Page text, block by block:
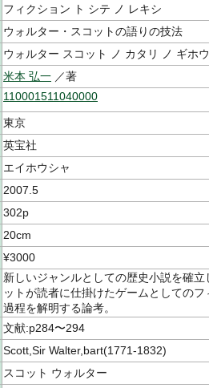
フィクション ト シテ ノ レキシ
ウォルター・スコットの語りの技法
ウォルター スコット ノ カタリ ノ ギホウ
米本 弘一 ／著
110001511040000
東京
英宝社
エイホウシャ
2007.5
302p
20cm
¥3000
新しいジャンルとしての歴史小説を確
ットが読者に仕掛けたゲームとしての
過程を解明する論考。
文献:p284〜294
Scott,Sir Walter,bart(1771-1832)
スコット ウォルター